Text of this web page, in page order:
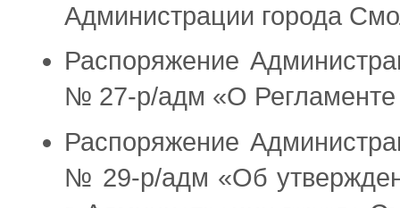
Администрации города
Распоряжение
№ 27-р/адм «О Регламенте
Распоряжение
№ 29-р/адм «Об